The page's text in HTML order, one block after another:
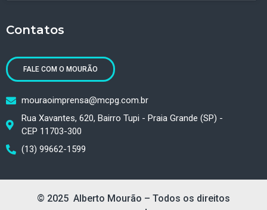
Contatos
FALE COM O MOURÃO
mouraoimprensa@mcpg.com.br
Rua Xavantes, 620, Bairro Tupi - Praia Grande (SP) -
CEP 11703-300
(13) 99662-1599
© 2025 Alberto Mourão – Todos os direitos